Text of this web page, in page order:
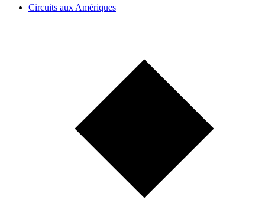
Circuits aux Amériques